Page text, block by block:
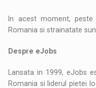
In acest moment,
Romania si strainatate
Despre eJobs
Lansata in 1999, eJobs
Romania si liderul pietei